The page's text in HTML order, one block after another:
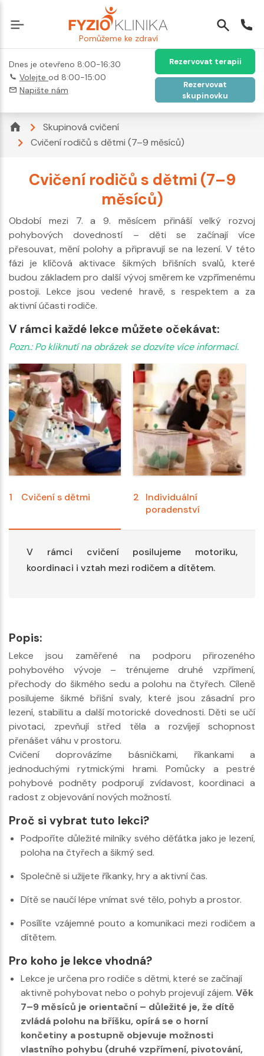
Pomůžeme ke zdraví
Dnes je otevřeno 8:00-16:30
Volejte od 8:00-15:00
Napište nám
Rezervovat terapii
Rezervovat
skupinovku
Skupinová cvičení
Cvičení rodičů s dětmi (7–9 měsíců)
Cvičení rodičů s dětmi (7–9
měsíců)
Období mezi 7. a 9. měsícem přináší velký rozvoj
pohybových dovedností – děti se začínají více
přesouvat, mění polohy a připravují se na lezení. V této
fázi je klíčová aktivace šikmých břišních svalů, které
budou základem pro další vývoj směrem ke vzpřímenému
postoji. Lekce jsou vedené hravě, s respektem a za
aktivní účasti rodiče.
V rámci každé lekce můžete očekávat:
Pozn.: Po kliknutí na obrázek se dozvíte více informací.
1 Cvičení s dětmi 2
Individuální
poradenství
V rámci cvičení posilujeme motoriku,
koordinaci i vztah mezi rodičem a dítětem.
Popis:
Lekce jsou zaměřené na podporu přirozeného
pohybového vývoje – trénujeme druhé vzpřímení,
přechody do šikmého sedu a polohu na čtyřech. Cíleně
posilujeme šikmé břišní svaly, které jsou zásadní pro
lezení, stabilitu a další motorické dovednosti. Děti se učí
pivotaci, zpevňují střed těla a rozvíjejí schopnost
přenášet váhu v prostoru.
Cvičení doprovázíme básničkami, říkankami a
jednoduchými rytmickými hrami. Pomůcky a pestré
pohybové podněty podporují zvídavost, koordinaci a
radost z objevování nových možností.
Proč si vybrat tuto lekci?
Podpoříte důležité milníky svého děťátka jako je lezení,
poloha na čtyřech a šikmý sed.
Společně si užijete říkanky, hry a aktivní čas.
Dítě se naučí lépe vnímat své tělo, pohyb a prostor.
Posílíte vzájemné pouto a komunikaci mezi rodičem a
dítětem.
Pro koho je lekce vhodná?
Lekce je určena pro rodiče s dětmi, které se začínají
aktivně pohybovat nebo o pohyb projevují zájem. Věk
7–9 měsíců je orientační – důležité je, že dítě
zvládá polohu na bříšku, opírá se o horní
končetiny a postupně objevuje možnosti
vlastního pohybu (druhé vzpřímení, pivotování,